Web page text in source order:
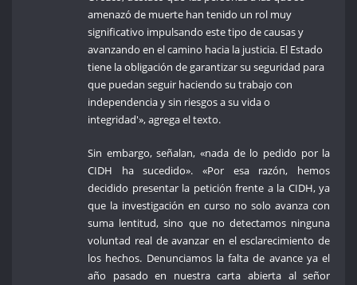
amenazó de muerte han tenido un rol muy
significativo impulsando este tipo de causas y
avanzando en el camino hacia la justicia. El Estado
tiene la obligación de garantizar su seguridad para
que puedan seguir haciendo su trabajo con
independencia y sin riesgos a su vida o
integridad'», agrega el texto.
Sin embargo, señalan, «nada de lo pedido por la
CIDH ha sucedido». «Por esa razón, hemos
decidido presentar la petición frente a la CIDH, ya
que la investigación en curso no solo avanza con
suma lentitud, sino que no detectamos ninguna
voluntad real de avanzar en el esclarecimiento de
los hechos. Denunciamos la falta de avance ya el
año pasado en nuestra carta abierta al señor